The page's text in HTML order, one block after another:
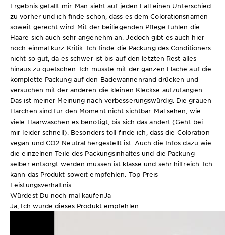
Ergebnis gefällt mir. Man sieht auf jeden Fall einen Unterschied
zu vorher und ich finde schon, dass es dem Colorationsnamen
soweit gerecht wird. Mit der beiliegenden Pflege fühlen die
Haare sich auch sehr angenehm an. Jedoch gibt es auch hier
noch einmal kurz Kritik. Ich finde die Packung des Conditioners
nicht so gut, da es schwer ist bis auf den letzten Rest alles
hinaus zu quetschen. Ich musste mit der ganzen Fläche auf die
komplette Packung auf den Badewannenrand drücken und
versuchen mit der anderen die kleinen Kleckse aufzufangen.
Das ist meiner Meinung nach verbesserungswürdig. Die grauen
Härchen sind für den Moment nicht sichtbar. Mal sehen, wie
viele Haarwäschen es benötigt, bis sich das ändert (Geht bei
mir leider schnell). Besonders toll finde ich, dass die Coloration
vegan und CO2 Neutral hergestellt ist. Auch die Infos dazu wie
die einzelnen Teile des Packungsinhaltes und die Packung
selber entsorgt werden müssen ist klasse und sehr hilfreich. Ich
kann das Produkt soweit empfehlen. Top-Preis-
Leistungsverhältnis.
Würdest Du noch mal kaufenJa
Ja, Ich würde dieses Produkt empfehlen.